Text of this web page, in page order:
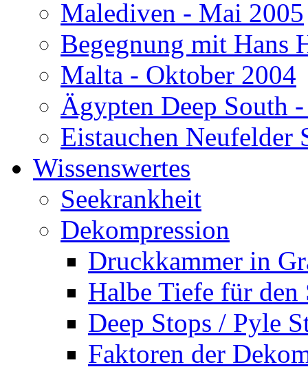
Malediven - Mai 2005
Begegnung mit Hans
Malta - Oktober 2004
Ägypten Deep South
Eistauchen Neufelder
Wissenswertes
Seekrankheit
Dekompression
Druckkammer in
Halbe Tiefe für den
Deep Stops / Pyle
Faktoren der